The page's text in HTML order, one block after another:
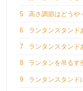
5 高さ調節はどうや
6 ランタンスタン
7 ランタンスタン
8 ランタンを吊るす
9 ランタンスタンド